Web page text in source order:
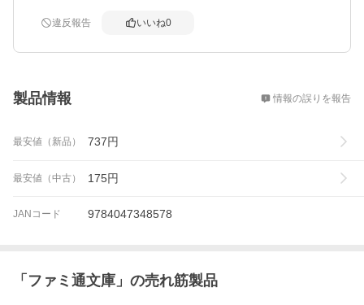
違反報告 いいね0
製品情報 情報の誤りを報告
最安値（新品） 737円
最安値（中古） 175円
JANコード 9784047348578
「 ファミ通文庫 」の売れ筋製品